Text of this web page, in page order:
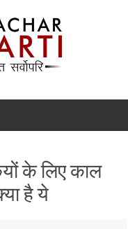
के लि‍ए काल
है ये